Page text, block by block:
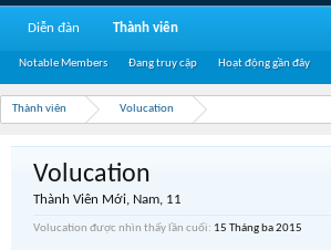
Thành viên Volucation
Volucation
Thành Viên Mới, Nam, 11
Volucation được nhìn thấy lần cuối: 15 Tháng ba 2015
Diễn đàn Thành viên
Notable Members Đang truy cập Hoạt động gần đây